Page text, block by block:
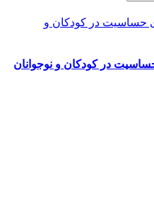
در کودکان و نوجوانان